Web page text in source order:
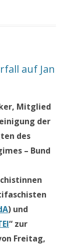
auf Jan
Mitglied
der
des
– Bund
) und
“ zur
Freitag,